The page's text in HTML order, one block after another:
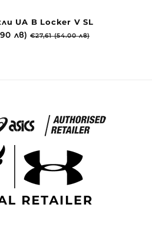
UA B Locker V SL
лв) Продажна
€27,61 (54.00 лв)